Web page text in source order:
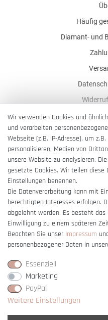
Häufig
Diamant- und
Wir verwenden Cookies und
und verarbeiten
Webseite (z.B. IP-Adresse), um
personalisieren, Medien von
unsere Website zu analysieren.
gesetzte Cookies. Wir teilen
Einstellungen benennen.
Die Datenverarbeitung kann mit
berechtigten Interesses erfolgen.
abgelehnt werden. Es besteht
Einwilligung zu einem späteren
Beachten Sie unser Impressum
personenbezogener Daten in
Essenziell
Marketing
PayPal
Weitere Einstellungen